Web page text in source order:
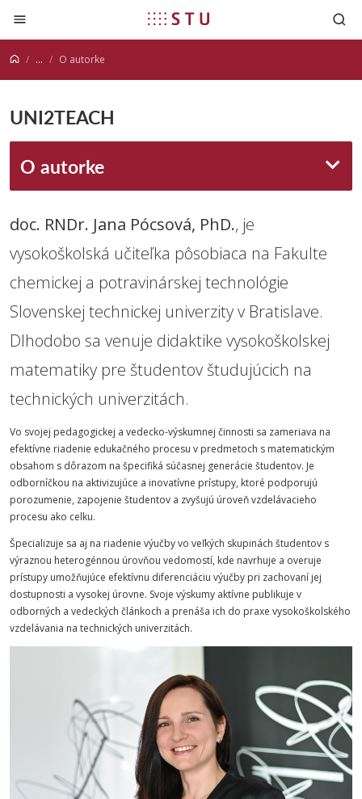
Prejsť na obsah
... O autorke
UNI2TEACH
O autorke
doc. RNDr. Jana Pócsová, PhD., je
vysokoškolská učiteľka pôsobiaca na Fakulte
chemickej a potravinárskej technológie
Slovenskej technickej univerzity v Bratislave.
Dlhodobo sa venuje didaktike vysokoškolskej
matematiky pre študentov študujúcich na
technických univerzitách.
Vo svojej pedagogickej a vedecko-výskumnej činnosti sa zameriava na
efektívne riadenie edukačného procesu v predmetoch s matematickým
obsahom s dôrazom na špecifiká súčasnej generácie študentov. Je
odborníčkou na aktivizujúce a inovatívne prístupy, ktoré podporujú
porozumenie, zapojenie študentov a zvyšujú úroveň vzdelávacieho
procesu ako celku.
Špecializuje sa aj na riadenie výučby vo veľkých skupinách študentov s
výraznou heterogénnou úrovňou vedomostí, kde navrhuje a overuje
prístupy umožňujúce efektívnu diferenciáciu výučby pri zachovaní jej
dostupnosti a vysokej úrovne. Svoje výskumy aktívne publikuje v
odborných a vedeckých článkoch a prenáša ich do praxe vysokoškolského
vzdelávania na technických univerzitách.